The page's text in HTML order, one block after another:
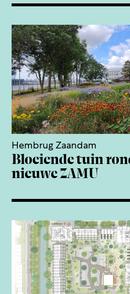
Hembrug Zaandam
Bloeiende tuin
nieuwe ZAMU